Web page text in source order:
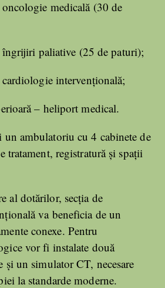
medicală (30 de
paliative (25 de paturi);
intervențională;
– heliport medical.
ambulatoriu cu 4 cabinete de
tratament, registratură și spații
al dotărilor, secția de
va beneficia de un
conexe. Pentru
vor fi instalate două
și un simulator CT, necesare
la standarde moderne.